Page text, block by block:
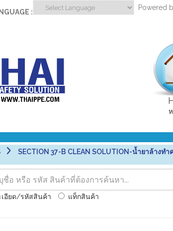
:
Powered
SECTION 37-B CLEAN SOLUTION-น้ำยาล้างท
อียด/รหัสสินค้า แท็กสินค้า